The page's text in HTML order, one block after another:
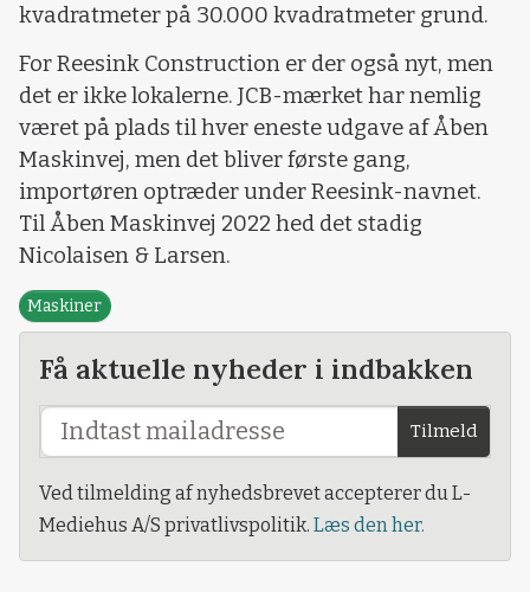
kvadratmeter på 30.000 kvadratmeter grund.
For Reesink Construction er der også nyt, men
det er ikke lokalerne. JCB-mærket har nemlig
været på plads til hver eneste udgave af Åben
Maskinvej, men det bliver første gang,
importøren optræder under Reesink-navnet.
Til Åben Maskinvej 2022 hed det stadig
Nicolaisen & Larsen.
Maskiner
Få aktuelle nyheder i indbakken
Tilmeld
Ved tilmelding af nyhedsbrevet accepterer du L-
Mediehus A/S privatlivspolitik. Læs den her.